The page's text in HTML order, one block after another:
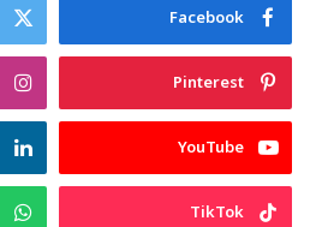
Facebook
Pinterest
YouTube
TikTok